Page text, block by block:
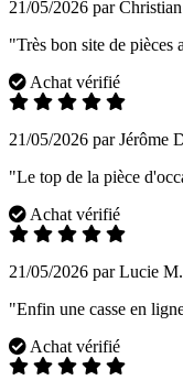
21/05/2026 par
"Très bon site de
Achat vérifié
21/05/2026 par Jérôme
"Le top de la pièce
Achat vérifié
21/05/2026 par Lucie M.
"Enfin une casse en
Achat vérifié